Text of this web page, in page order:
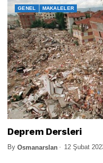
GENEL MAKALELER
Deprem Dersleri
By Osmanarslan 12 Şubat